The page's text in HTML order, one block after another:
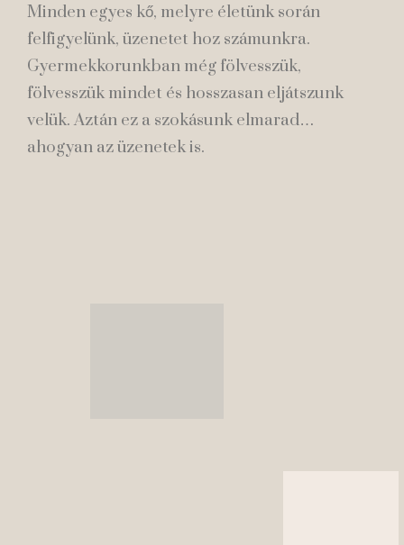
Minden egyes kő, melyre életünk során
felfigyelünk, üzenetet hoz számunkra.
Gyermekkorunkban még fölvesszük,
fölvesszük mindet és hosszasan eljátszunk
velük. Aztán ez a szokásunk elmarad…
ahogyan az üzenetek is.